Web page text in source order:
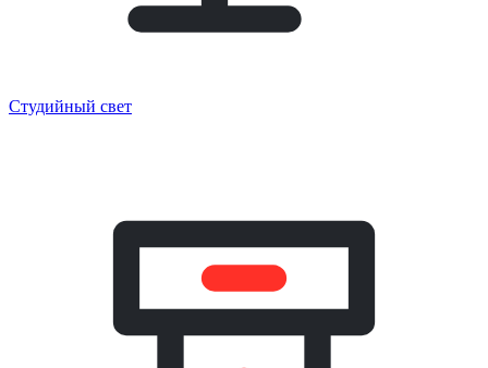
Студийный свет